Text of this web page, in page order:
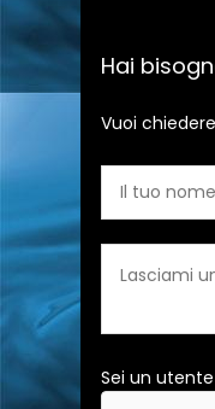
Hai
Vuoi
Sei un